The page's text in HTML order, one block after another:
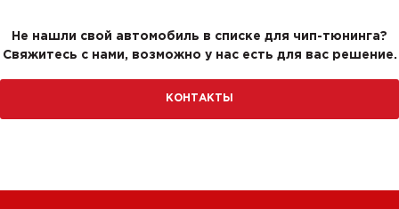
Не нашли свой автомобиль в списке для чип-тюнинга?
Свяжитесь с нами, возможно у нас есть для вас решение.
КОНТАКТЫ